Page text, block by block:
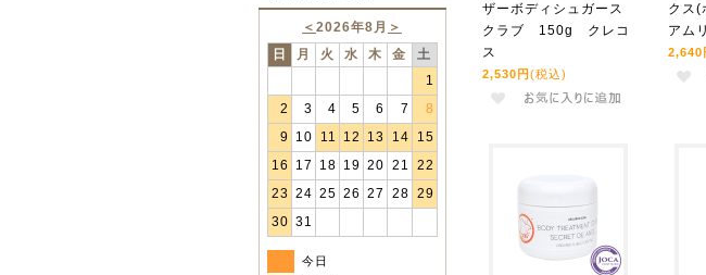
＜ 2026年8月 ＞
日
月 火 水 木 金
土
1
2
3 4 5 6 7
8
9 10 11 12 13 14
15
16
17 18 19 20 21
22
23 24 25 26 27 28 29
30 31
今日
ザーボディシュガース
クラブ 150g クレコ
ス
2,530円 (税込)
クス
アム
2,640